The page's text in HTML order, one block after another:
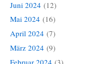
Juni 2024 (12)
Mai 2024 (16)
April 2024 (7)
März 2024 (9)
Februar 2024 (3)